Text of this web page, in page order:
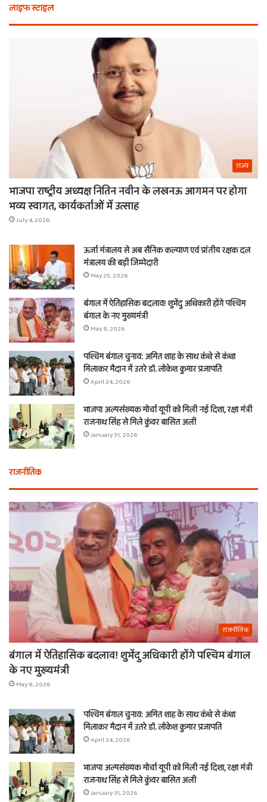
मिला
खाटू
लाइफ स्टाइल
राज्य
भाजपा राष्ट्रीय अध्यक्ष नितिन नवीन के लखनऊ आगमन पर होगा
भव्य स्वागत, कार्यकर्ताओं में उत्साह
July 4, 2026
ऊर्जा मंत्रालय से अब सैनिक कल्याण एवं प्रांतीय रक्षक दल
मंत्रालय की बड़ी जिम्मेदारी
May 25, 2026
बंगाल में ऐतिहासिक बदलाव! शुभेंदु अधिकारी होंगे पश्चिम
बंगाल के नए मुख्यमंत्री
May 8, 2026
पश्चिम बंगाल चुनाव: अमित शाह के साथ कंधे से कंधा
मिलाकर मैदान में उतरे डॉ. लोकेश कुमार प्रजापति
April 24, 2026
भाजपा अल्पसंख्यक मोर्चा यूपी को मिली नई दिशा, रक्षा मंत्री
राजनाथ सिंह से मिले कुंवर बासित अली
January 31, 2026
राजनीतिक
राजनीतिक
बंगाल में ऐतिहासिक बदलाव! शुभेंदु अधिकारी होंगे पश्चिम बंगाल
के नए मुख्यमंत्री
May 8, 2026
पश्चिम बंगाल चुनाव: अमित शाह के साथ कंधे से कंधा
मिलाकर मैदान में उतरे डॉ. लोकेश कुमार प्रजापति
April 24, 2026
भाजपा अल्पसंख्यक मोर्चा यूपी को मिली नई दिशा, रक्षा मंत्री
राजनाथ सिंह से मिले कुंवर बासित अली
January 31, 2026